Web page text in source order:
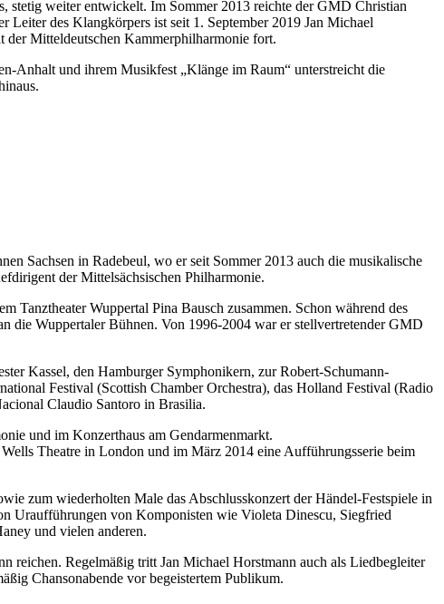
stetig weiter entwickelt. Im Sommer 2013 reichte der GMD Christian
des Klangkörpers ist seit 1. September 2019 Jan Michael
der Mitteldeutschen Kammerphilharmonie fort.
Anhalt und ihrem Musikfest „Klänge im Raum“ unterstreicht die
Sachsen in Radebeul, wo er seit Sommer 2013 auch die musikalische
der Mittelsächsischen Philharmonie.
Tanztheater Wuppertal Pina Bausch zusammen. Schon während des
die Wuppertaler Bühnen. Von 1996-2004 war er stellvertretender GMD
Kassel, den Hamburger Symphonikern, zur Robert-Schumann-
Festival (Scottish Chamber Orchestra), das Holland Festival (Radio
Claudio Santoro in Brasilia.
und im Konzerthaus am Gendarmenmarkt.
Theatre in London und im März 2014 eine Aufführungsserie beim
zum wiederholten Male das Abschlusskonzert der Händel-Festspiele in
Uraufführungen von Komponisten wie Violeta Dinescu, Siegfried
und vielen anderen.
Regelmäßig tritt Jan Michael Horstmann auch als Liedbegleiter
Chansonabende vor begeistertem Publikum.